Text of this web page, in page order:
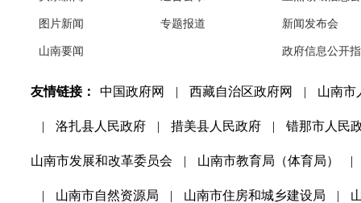
图片新闻
山南要闻
专题报道 新闻发布会
政府信息公开
友情链接： 中国政府网 | 西藏自治区政府网 | 山南市
| 洛扎县人民政府 | 措美县人民政府 | 错那市人民
山南市发展和改革委员会 | 山南市教育局（体育局） |
| 山南市自然资源局 | 山南市住房和城乡建设局 |